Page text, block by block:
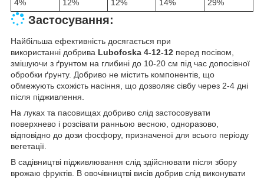
4% 12% 12% 14% 29%
Застосування:
Найбільша ефективність досягається при
використанні добрива Lubofoska 4-12-12 перед посівом,
змішуючи з ґрунтом на глибині до 10-20 см під час допосівної
обробки ґрунту. Добриво не містить компонентів, що
обмежують схожість насіння, що дозволяє сівбу через 2-4 дні
після підживлення.
На луках та пасовищах добриво слід застосовувати
поверхнево і розсівати ранньою весною, одноразово,
відповідно до дози фосфору, призначеної для всього періоду
вегетації.
В садівництві підживлювання слід здійснювати після збору
врожаю фруктів. В овочівництві висів добрив слід виконувати